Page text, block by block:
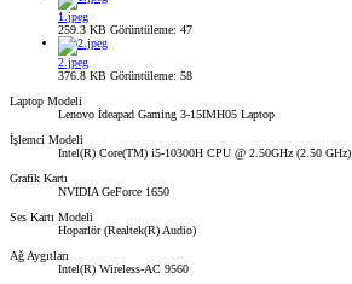
1.jpeg
259.3 KB Görüntüleme: 47
2.jpeg
376.8 KB Görüntüleme: 58
Laptop Modeli
Lenovo İdeapad Gaming 3-15IMH05 Laptop
İşlemci Modeli
Intel(R) Core(TM) i5-10300H CPU @ 2.50GHz (2.50 GHz)
Grafik Kartı
NVIDIA GeForce 1650
Ses Kartı Modeli
Hoparlör (Realtek(R) Audio)
Ağ Aygıtları
Intel(R) Wireless-AC 9560